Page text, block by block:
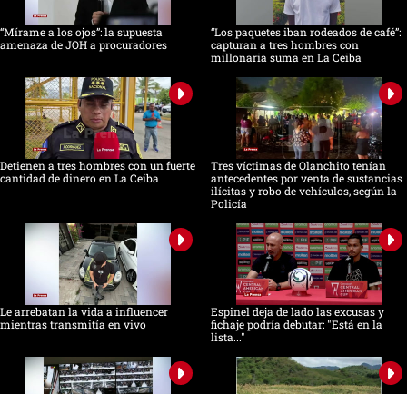
“Mírame a los ojos”: la supuesta
amenaza de JOH a procuradores
“Los paquetes iban rodeados de café”:
capturan a tres hombres con
millonaria suma en La Ceiba
Detienen a tres hombres con un fuerte
cantidad de dinero en La Ceiba
Tres víctimas de Olanchito tenían
antecedentes por venta de sustancias
ilícitas y robo de vehículos, según la
Policía
Le arrebatan la vida a influencer
mientras transmitía en vivo
Espinel deja de lado las excusas y
fichaje podría debutar: "Está en la
lista..."